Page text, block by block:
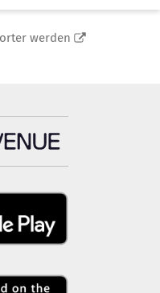
werden